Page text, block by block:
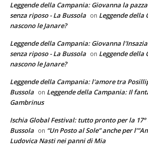
Leggende della Campania: Giovanna la
senza riposo - La Bussola on Leggende della
nascono le Janare?
Leggende della Campania: Giovanna
senza riposo - La Bussola on Leggende della
nascono le Janare?
Leggende della Campania: l'amore tra
Bussola on Leggende della Campania: Il
Gambrinus
Ischia Global Festival: tutto pronto per la 17°
Bussola on “Un Posto al Sole” anche per
Ludovica Nasti nei panni di Mia